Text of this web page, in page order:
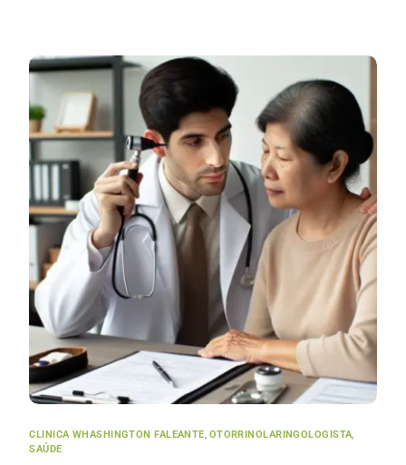
CLINICA WHASHINGTON FALEANTE OTORRINOLARINGOLOGISTA
SAÚDE